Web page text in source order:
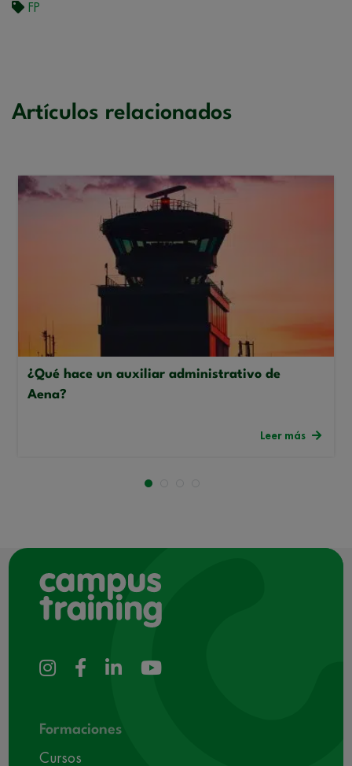
FP
Artículos relacionados
¿Qué hace un auxiliar administrativo de
Aena?
Leer más
Formaciones
Cursos